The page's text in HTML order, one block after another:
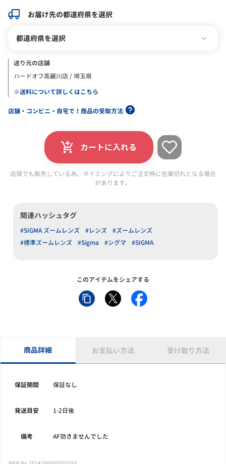
お届け先の都道府県を選択
都道府県を選択
送り元の店舗
ハードオフ高麗川店 / 埼玉県
※送料について詳しくはこちら
店舗・コンビニ・自宅で！商品の受取方法
カートに入れる
店頭でも販売している為、タイミングによりご注文時に在庫切れとなる場合
があります。
関連ハッシュタグ
#SIGMA ズームレンズ #レンズ
#ズームレンズ
#標準ズームレンズ
#Sigma #シグマ #SIGMA
このアイテムをシェアする
商品詳細 お支払い方法 受け取り方法
保証期間 保証なし
発送目安 1-2日後
備考 AF効きませんでした